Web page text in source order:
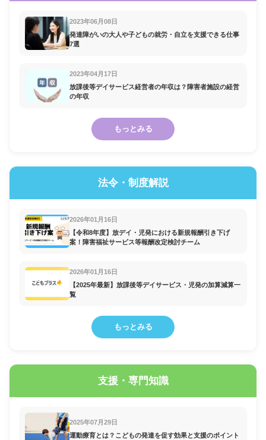
2023年06月08日
発達障がいの大人や子どもの就労・自立を支援できる仕事
7選
2023年04月17日
放課後等デイサービス経営者の年収は？障害者施設の経営
の年収
もっとみる
法令・制度解説
2026年01月16日
【令和8年度】放デイ・児発における新規報酬引き下げ
案！障害福祉サービス等報酬改定検討チーム
2026年01月16日
【2025年最新】放課後等デイサービス・児発の加算減算一
覧
もっとみる
支援・専門知識
2025年07月29日
運動療育とは？こどもの発達を促す効果と支援のポイント